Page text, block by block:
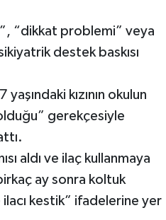
“dikkat problemi” veya
destek baskısı
kızının okulun
gerekçesiyle
aldı ve ilaç kullanmaya
ay sonra koltuk
kestik” ifadelerine yer